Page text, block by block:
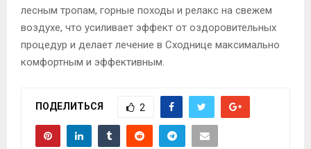
лесным тропам, горные походы и релакс на свежем
воздухе, что усиливает эффект от оздоровительных
процедур и делает лечение в Сходнице максимально
комфортным и эффективным.
ПОДЕЛИТЬСЯ 2